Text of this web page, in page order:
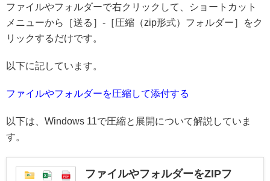
ファイルやフォルダーで右クリックして、ショートカット
メニューから［送る］-［圧縮（zip形式）フォルダー］をク
リックするだけです。
以下に記しています。
ファイルやフォルダーを圧縮して添付する
以下は、Windows 11で圧縮と展開について解説していま
す。
ファイルやフォルダーをZIPフ